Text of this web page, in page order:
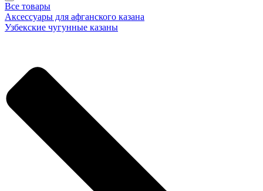
Все товары
Аксессуары для афганского казана
Узбекские чугунные казаны